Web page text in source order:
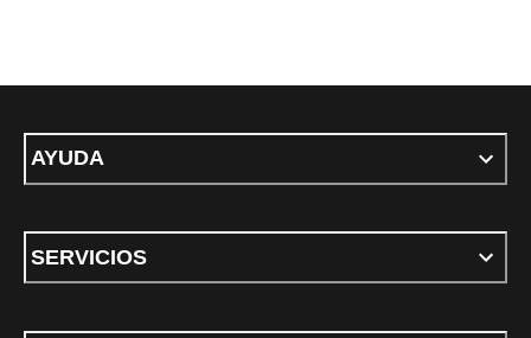
AYUDA
SERVICIOS